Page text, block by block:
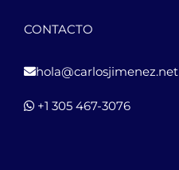
CONTACTO
hola@carlosjimenez.net
+1 305 467-3076